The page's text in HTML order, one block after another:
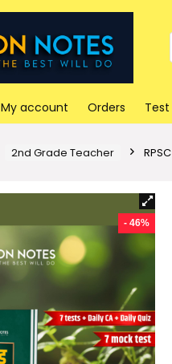
My account Orders Test
2nd Grade Teacher
- 46%